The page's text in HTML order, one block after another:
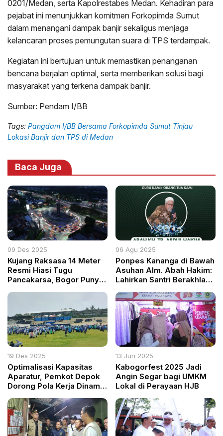
0201/Medan, serta Kapolrestabes Medan. Kehadiran para
pejabat ini menunjukkan komitmen Forkopimda Sumut
dalam menangani dampak banjir sekaligus menjaga
kelancaran proses pemungutan suara di TPS terdampak.
Kegiatan ini bertujuan untuk memastikan penanganan
bencana berjalan optimal, serta memberikan solusi bagi
masyarakat yang terkena dampak banjir.
Sumber: Pendam I/BB
Tags: Pangdam I/BB Bersama Forkopimda Sumut Tinjau
Lokasi Banjir dan TPS di Medan
Baca Juga
09 Des 2025
Kujang Raksasa 14 Meter
Resmi Hiasi Tugu
Pancakarsa, Bogor Punya
06 Agu 2025
Ponpes Kananga di Bawah
Asuhan Alm. Abah Hakim:
Lahirkan Santri Berakhlak
Berbagai Posisi Strategis
19 Des 2025
Optimalisasi Kapasitas
Aparatur, Pemkot Depok
Dorong Pola Kerja Dinamis
13 Jun 2025
Kabogorfest 2025 Jadi
Angin Segar bagi UMKM
Lokal di Perayaan HJB